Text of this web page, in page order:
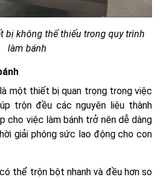
bị không thể thiếu trong quy trình
làm bánh
là một thiết bị quan trọng trong việc
trộn đều các nguyên liệu thành
cho việc làm bánh trở nên dễ dàng
giải phóng sức lao động cho con
thể trộn bột nhanh và đều hơn so